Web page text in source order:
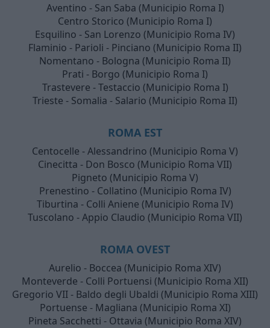
Aventino - San Saba (Municipio Roma I)
Centro Storico (Municipio Roma I)
Esquilino - San Lorenzo (Municipio Roma IV)
Flaminio - Parioli - Pinciano (Municipio Roma II)
Nomentano - Bologna (Municipio Roma II)
Prati - Borgo (Municipio Roma I)
Trastevere - Testaccio (Municipio Roma I)
Trieste - Somalia - Salario (Municipio Roma II)
ROMA EST
Centocelle - Alessandrino (Municipio Roma V)
Cinecitta - Don Bosco (Municipio Roma VII)
Pigneto (Municipio Roma V)
Prenestino - Collatino (Municipio Roma IV)
Tiburtina - Colli Aniene (Municipio Roma IV)
Tuscolano - Appio Claudio (Municipio Roma VII)
ROMA OVEST
Aurelio - Boccea (Municipio Roma XIV)
Monteverde - Colli Portuensi (Municipio Roma XII)
Gregorio VII - Baldo degli Ubaldi (Municipio Roma XIII)
Portuense - Magliana (Municipio Roma XI)
Pineta Sacchetti - Ottavia (Municipio Roma XIV)